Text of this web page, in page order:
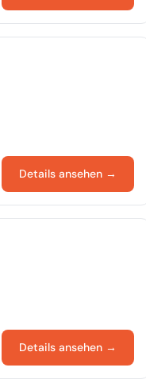
Details ansehen →
Details ansehen →